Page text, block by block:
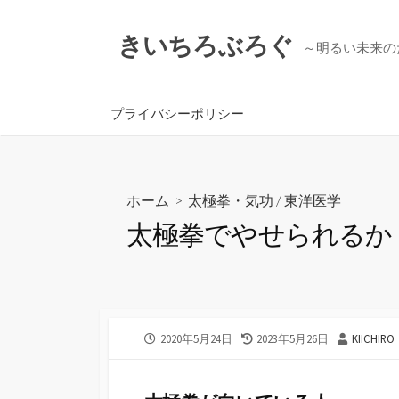
きいちろぶろぐ ～明るい未来
プライバシーポリシー
ホーム > 太極拳・気功 /東洋医学
太極拳でやせられるか
公
2020年5月24日
最
2023年5月26日
投
KIICHIRO